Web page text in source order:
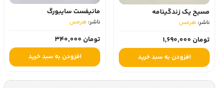
مسیح یک زندگینامه
ناشر: هرمس‏
تومان 1,690,000
افزودن به سبد خرید
مانیفست سایبورگ
ناشر: هرمس‏
تومان 340,000
افزودن به سبد خرید